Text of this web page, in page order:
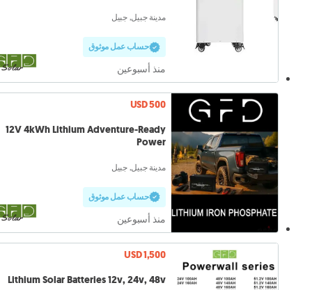
مدينة جبيل, جبيل
حساب عمل موثوق
منذ أسبوعين
USD 500
12V 4kWh Lithium Adventure-Ready
Power
مدينة جبيل, جبيل
حساب عمل موثوق
منذ أسبوعين
USD 1,500
Lithium Solar Batteries 12v, 24v, 48v